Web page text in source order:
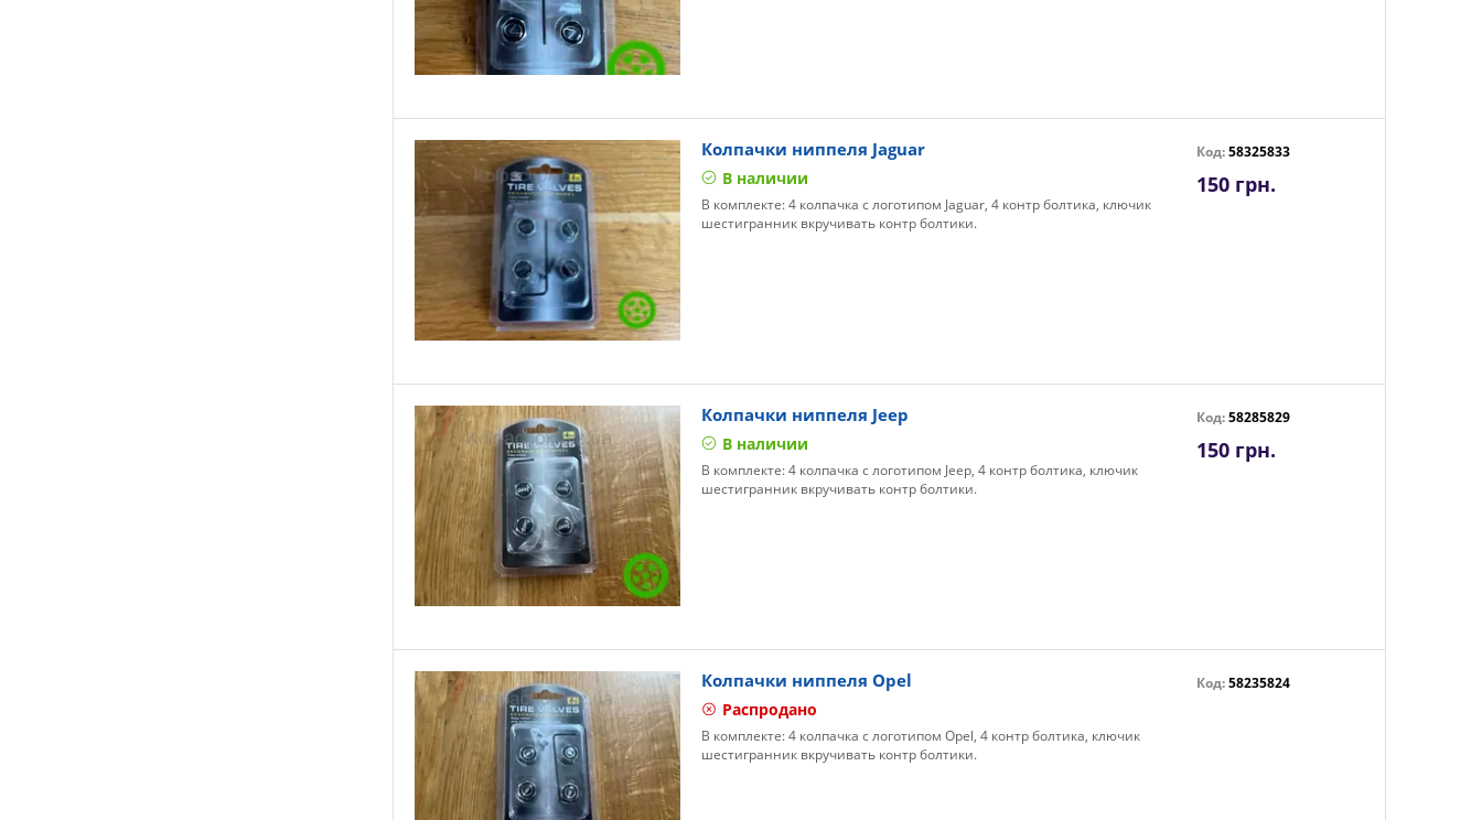
Колпачки ниппеля Jaguar
В наличии
В комплекте: 4 колпачка с логотипом Jaguar, 4 контр болтика, ключик
шестигранник вкручивать контр болтики.
Код:58325833
150 грн.
Колпачки ниппеля Jeep
В наличии
В комплекте: 4 колпачка с логотипом Jeep, 4 контр болтика, ключик
шестигранник вкручивать контр болтики.
Код:58285829
150 грн.
Колпачки ниппеля Opel
Распродано
В комплекте: 4 колпачка с логотипом Opel, 4 контр болтика, ключик
шестигранник вкручивать контр болтики.
Код:58235824